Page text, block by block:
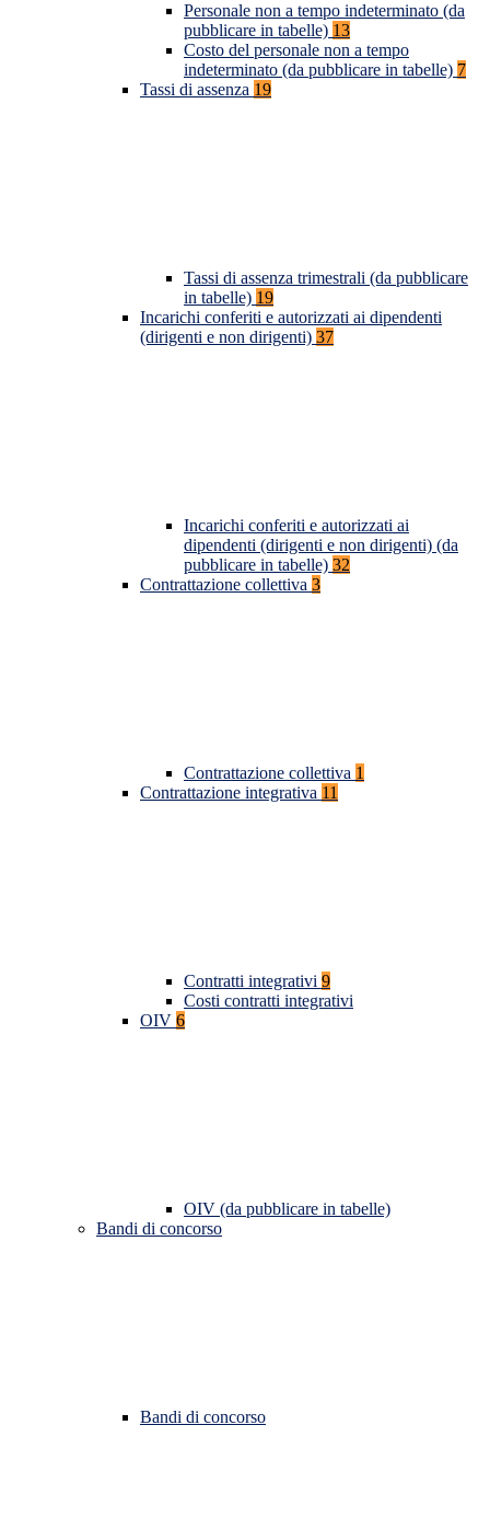
Personale non a tempo indeterminato (da
pubblicare in tabelle) 13
Costo del personale non a tempo
indeterminato (da pubblicare in tabelle) 7
Tassi di assenza 19
Tassi di assenza trimestrali (da pubblicare
in tabelle) 19
Incarichi conferiti e autorizzati ai dipendenti
(dirigenti e non dirigenti) 37
Incarichi conferiti e autorizzati ai
dipendenti (dirigenti e non dirigenti) (da
pubblicare in tabelle) 32
Contrattazione collettiva 3
Contrattazione collettiva 1
Contrattazione integrativa 11
Contratti integrativi 9
Costi contratti integrativi
OIV 6
OIV (da pubblicare in tabelle)
Bandi di concorso
Bandi di concorso